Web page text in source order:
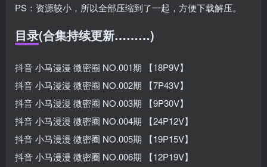
PS：资源较小，所以全部压缩到了一起，方便下载解压。
目录(合集持续更新………)
抖音 小马漫漫 微密圈 NO.001期 【18P9V】
抖音 小马漫漫 微密圈 NO.002期 【7P43V】
抖音 小马漫漫 微密圈 NO.003期 【9P30V】
抖音 小马漫漫 微密圈 NO.004期 【24P12V】
抖音 小马漫漫 微密圈 NO.005期 【19P15V】
抖音 小马漫漫 微密圈 NO.006期 【12P19V】